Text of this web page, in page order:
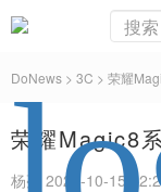
DoNews > 3C > 荣耀
荣耀Magic8
杨亮 2025-10-15